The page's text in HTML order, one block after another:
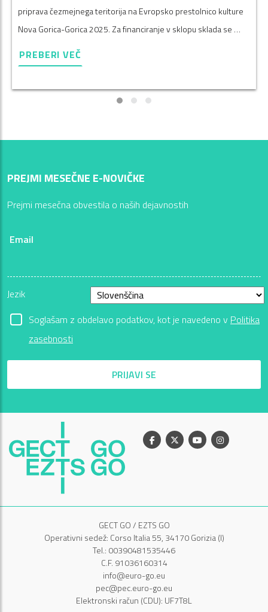
priprava čezmejnega teritorija na Evropsko prestolnico kulture
Nova Gorica-Gorica 2025. Za financiranje v sklopu sklada se …
PREBERI VEČ
PREJMI MESEČNE E-NOVIČKE
Prejmi mesečna obvestila o naših dejavnostih
Email
Jezik
Soglašam z obdelavo podatkov, kot je navedeno v Politika
zasebnosti
PRIJAVI SE
Facebook
X YoutubeInstagram
GECT GO / EZTS GO
Operativni sedež: Corso Italia 55, 34170 Gorizia (I)
Tel.: 00390481535446
C.F. 91036160314
info@euro-go.eu
pec@pec.euro-go.eu
Elektronski račun (CDU): UF7T8L